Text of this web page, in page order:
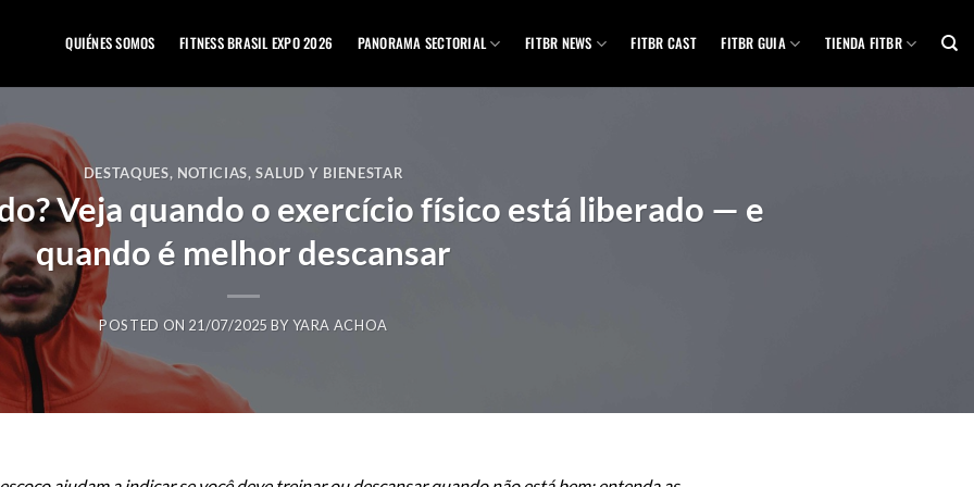
QUIÉNES SOMOS FITNESS BRASIL EXPO 2026 PANORAMA SECTORIAL FITBR NEWS FITBR CAST FITBR GUIA TIENDA FITBR
DESTAQUES, NOTICIAS,SALUD Y BIENESTAR
Veja quando o exercício físico está liberado — e
quando é melhor descansar
POSTED ON 21/07/2025 BYYARA ACHOA